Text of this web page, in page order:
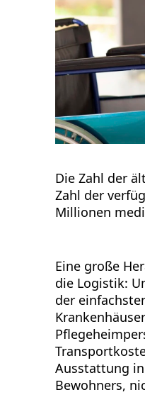
Die Zahl der
Zahl der
Millionen
Eine große
die Logistik:
der
Ausstattung
Bewohners,